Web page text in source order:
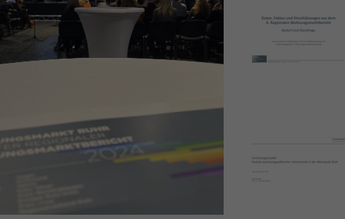
Zweck
Speichert den Zustimmungsstatus des
Benutzers für Cookies auf der aktuellen
Domäne.